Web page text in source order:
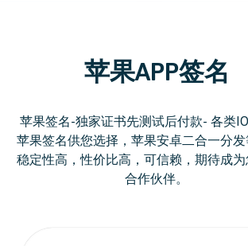
苹果APP签名
苹果签名-独家证书先测试后付款- 各类
苹果签名供您选择，苹果安卓二合一分发
稳定性高，性价比高，可信赖，期待成
合作伙伴。